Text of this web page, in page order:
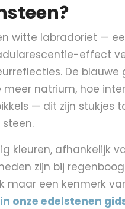
witte labradoriet —
effect
De blauwe
natrium, hoe
— dit zijn stukjes
kleuren, afhankelijk
zijn bij
maar een kenmerk
onze edelstenen